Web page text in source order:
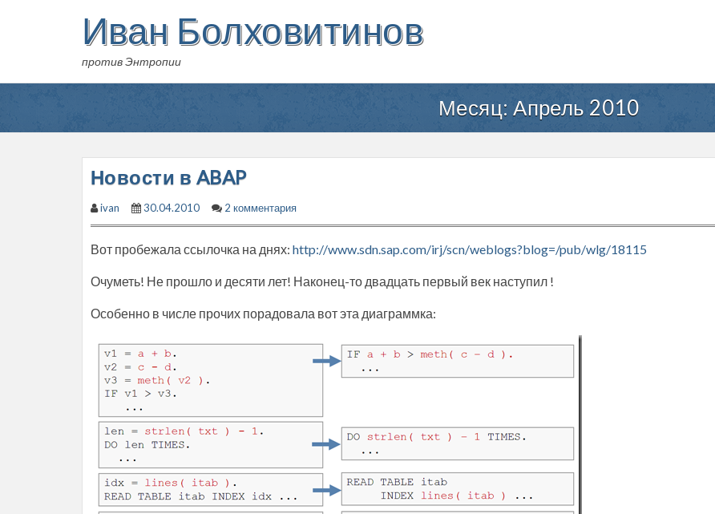
Иван Болховитинов
против Энтропии
Месяц:Апрель 2010
Новости в ABAP
ivan 30.04.2010 2 комментария
Вот пробежала ссылочка на днях: http://www.sdn.sap.com/irj/scn/weblogs?blog=/pub/wlg/18115
Очуметь! Не прошло и десяти лет! Наконец-то двадцать первый век наступил !
Особенно в числе прочих порадовала вот эта диаграммка: